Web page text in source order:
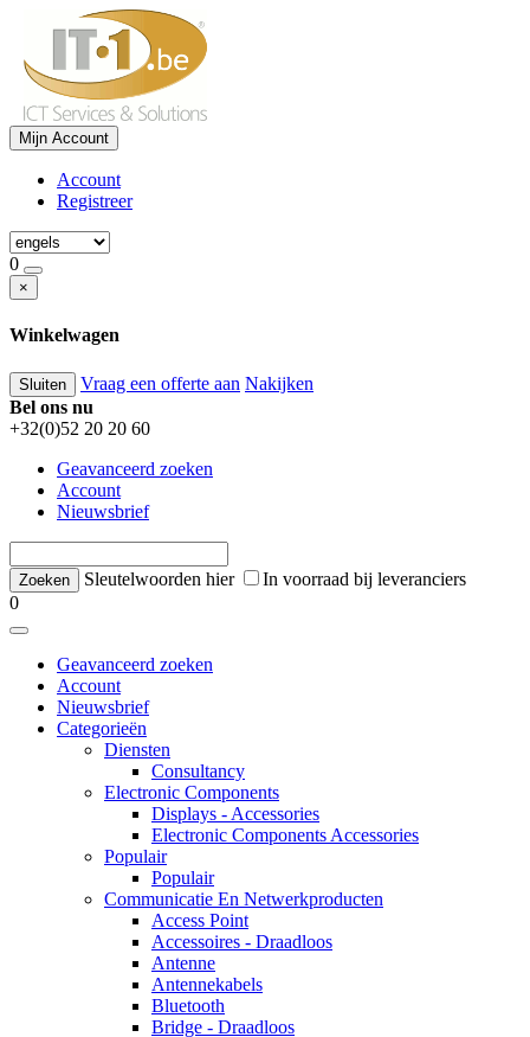
Mijn Account
Account
Registreer
0
×
Winkelwagen
Sluiten Vraag een offerte aan Nakijken
Bel ons nu
+32(0)52 20 20 60
Geavanceerd zoeken
Account
Nieuwsbrief
Sleutelwoorden hier
In voorraad bij leveranciers
0
Geavanceerd zoeken
Account
Nieuwsbrief
Categorieën
Diensten
Consultancy
Electronic Components
Displays - Accessories
Electronic Components Accessories
Populair
Populair
Communicatie En Netwerkproducten
Access Point
Accessoires - Draadloos
Antenne
Antennekabels
Bluetooth
Bridge - Draadloos